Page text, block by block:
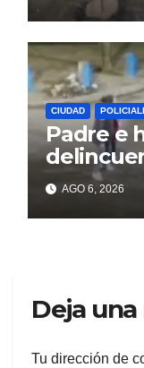
CIUDAD
Padre e
unAGO 6, 2026
Deja
Tu dirección de